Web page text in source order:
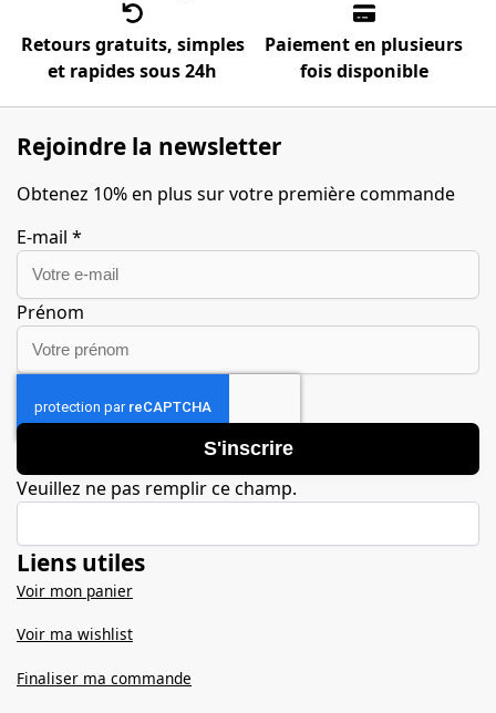
Retours gratuits, simples
et rapides sous 24h
Paiement en plusieurs
fois disponible
Rejoindre la newsletter
Obtenez 10% en plus sur votre première commande
E-mail *
Prénom
S'inscrire
Veuillez ne pas remplir ce champ.
Liens utiles
Voir mon panier
Voir ma wishlist
Finaliser ma commande